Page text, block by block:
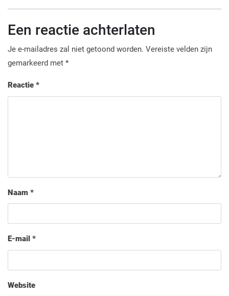
Een reactie achterlaten
Je e-mailadres zal niet getoond worden. Vereiste velden zijn
gemarkeerd met *
Reactie *
Naam *
E-mail *
Website